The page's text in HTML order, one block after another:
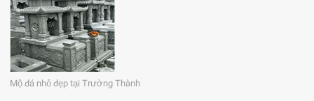
Mộ đá nhỏ đẹp tại Trường Thành